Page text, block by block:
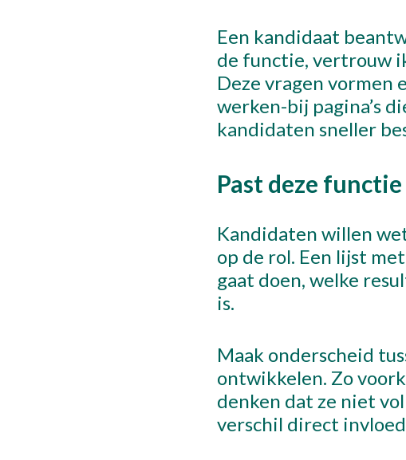
Een kandidaat
de functie, vertrouw
Deze vragen vormen
werken-bij pagina’s
kandidaten sneller
Past deze
Kandidaten willen
op de rol. Een lijst
gaat doen, welke
is.
Maak onderscheid
ontwikkelen. Zo
denken dat ze niet
verschil direct